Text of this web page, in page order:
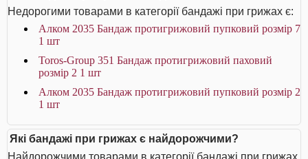
Недорогими товарами в категорії бандажі при грижах є:
Алком 2035 Бандаж протигрижовий пупковий розмір 7
1 шт
Toros-Group 351 Бандаж протигрижовий паховий
розмір 2 1 шт
Алком 2035 Бандаж протигрижовий пупковий розмір 2
1 шт
Які бандажі при грижах є найдорожчими?
Найдорожчими товарами в категорії бандажі при грижах